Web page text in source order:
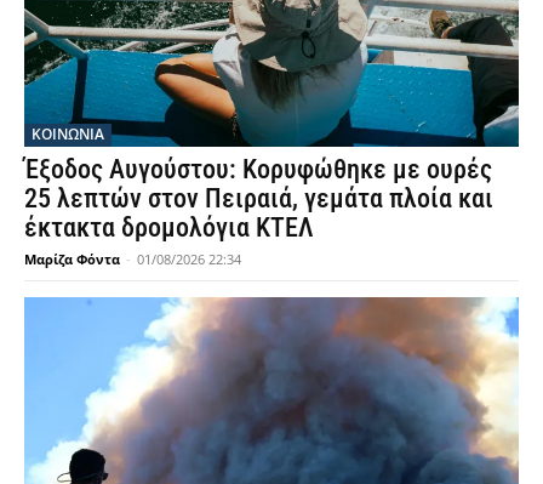
ΚΟΙΝΩΝΙΑ
Έξοδος Αυγούστου: Κορυφώθηκε με ουρές
25 λεπτών στον Πειραιά, γεμάτα πλοία και
έκτακτα δρομολόγια ΚΤΕΛ
Μαρίζα Φόντα - 01/08/2026 22:34